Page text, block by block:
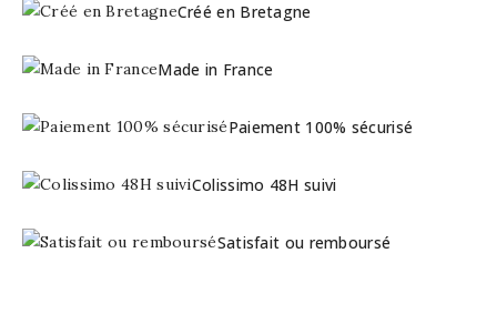
Créé en Bretagne
Made in France
Paiement 100% sécurisé
Colissimo 48H suivi
Satisfait ou remboursé